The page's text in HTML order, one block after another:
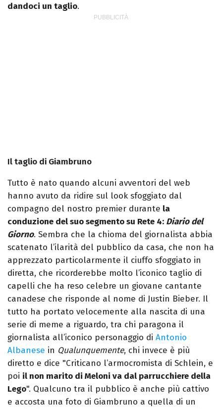
dandoci un taglio.
Il taglio di Giambruno
Tutto è nato quando alcuni avventori del web
hanno avuto da ridire sul look sfoggiato dal
compagno del nostro premier durante la
conduzione del suo segmento su Rete 4: Diario del
Giorno. Sembra che la chioma del giornalista abbia
scatenato l’ilarità del pubblico da casa, che non ha
apprezzato particolarmente il ciuffo sfoggiato in
diretta, che ricorderebbe molto l’iconico taglio di
capelli che ha reso celebre un giovane cantante
canadese che risponde al nome di Justin Bieber. Il
tutto ha portato velocemente alla nascita di una
serie di meme a riguardo, tra chi paragona il
giornalista all’iconico personaggio di Antonio
Albanese in Qualunquemente, chi invece è più
diretto e dice "Criticano l’armocromista di Schlein, e
poi il non marito di Meloni va dal parrucchiere della
Lego". Qualcuno tra il pubblico è anche più cattivo
e accosta una foto di Giambruno a quella di un